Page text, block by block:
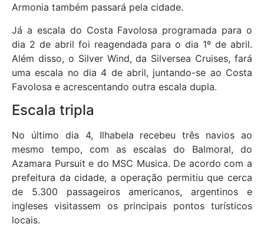
Armonia também passará pela cidade.
Já a escala do Costa Favolosa programada para o
dia 2 de abril foi reagendada para o dia 1º de abril.
Além disso, o Silver Wind, da Silversea Cruises, fará
uma escala no dia 4 de abril, juntando-se ao Costa
Favolosa e acrescentando outra escala dupla.
Escala tripla
No último dia 4, Ilhabela recebeu três navios ao
mesmo tempo, com as escalas do Balmoral, do
Azamara Pursuit e do MSC Musica. De acordo com a
prefeitura da cidade, a operação permitiu que cerca
de 5.300 passageiros americanos, argentinos e
ingleses visitassem os principais pontos turísticos
locais.